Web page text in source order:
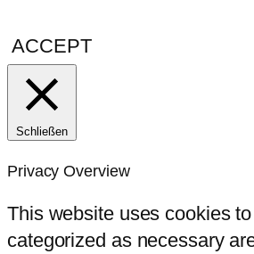
ACCEPT
Schließen
Privacy Overview
This website uses cookies
categorized as necessary